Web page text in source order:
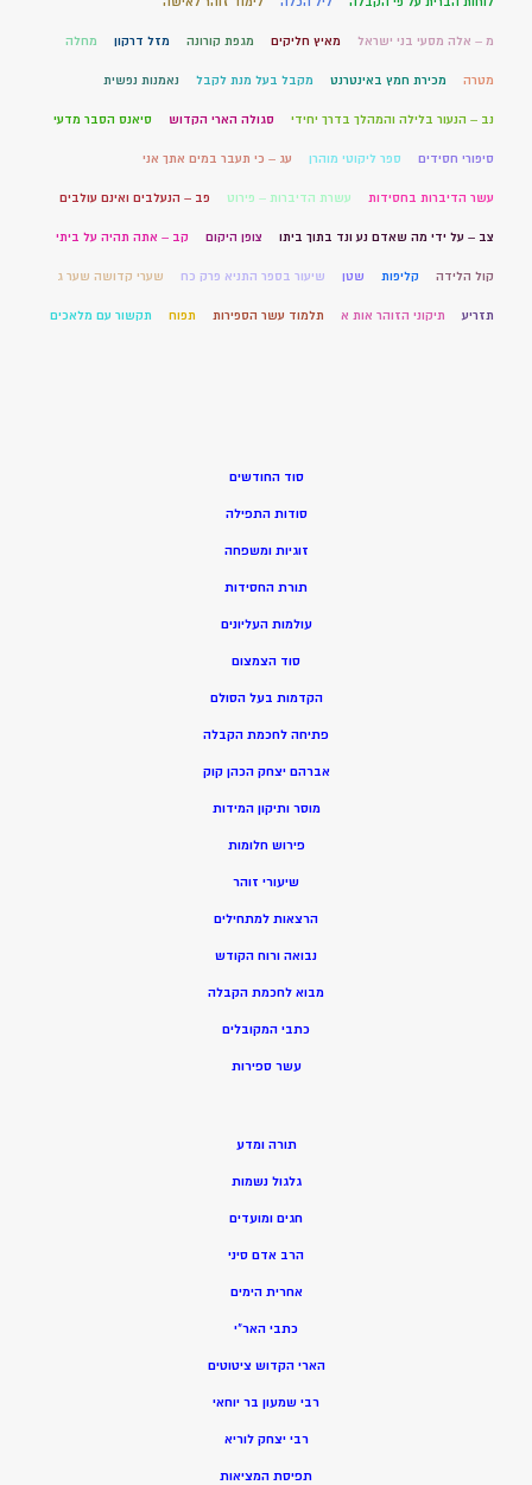
מ – אלה מסעי בני ישראל מאיץ חליקים מגפת קורונה מזל דרקון מחלה
מטרה מכירת חמץ באינטרנט מקבל בעל מנת לקבל נאמנות נפשית
נב – הנעור בלילה והמהלך בדרך יחידי סגולה הארי הקדוש סיאנס הסבר מדעי
סיפורי חסידים ספר ליקוטי מוהרן עג – כי תעבר במים אתך אני
עשר הדיברות בחסידות עשרת הדיברות – פירוט פב – הנעלבים ואינם עולבים
צב – על ידי מה שאדם נע ונד בתוך ביתו צופן היקום קב – אתה תהיה על ביתי
קול הלידה קליפות שטן שיעור בספר התניא פרק כח שערי קדושה שער ג
תזריע תיקוני הזוהר אות א תלמוד עשר הספירות תפוח תקשור עם מלאכים
סוד החודשים
סודות התפילה
זוגיות ומשפחה
תורת החסידות
עולמות העליונים
סוד הצמצום
הקדמות בעל הסולם
פתיחה לחכמת הקבלה
אברהם יצחק הכהן קוק
מוסר ותיקון המידות
פירוש חלומות
שיעורי זוהר
הרצאות למתחילים
נבואה ורוח הקודש
מבוא לחכמת הקבלה
כתבי המקובלים
עשר ספירות
תורה ומדע
גלגול נשמות
חגים ומועדים
הרב אדם סיני
אחרית הימים
כתבי האר”י
הארי הקדוש ציטוטים
רבי שמעון בר יוחאי
רבי יצחק לוריא
תפיסת המציאות